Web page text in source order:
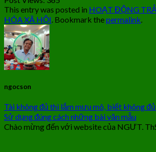
This entry was posted in HOẠT ĐỘNG
HÓA XÃ HỘI. Bookmark thepermalink.
ngocson
Tài không đủ thì lắm mưu mô, biết không
Sử dụng đúng cách những bài văn mẫu
Chào mừng đến với website của NGƯT.